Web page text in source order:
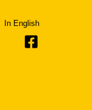
In English